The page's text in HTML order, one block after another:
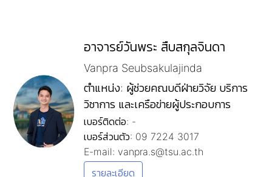
อาจารย์วันพระ สืบสกุลจินดา
Vanpra Seubsakulajinda
ตำแหน่ง: ผู้ช่วยคณบดีฝ่ายวิจัย บริการ
วิชาการ และเครือข่ายผู้ประกอบการ
เบอร์ติดต่อ: -
เบอร์ส่วนตัว: 09 7224 3017
E-mail: vanpra.s@tsu.ac.th
รายละเอียด